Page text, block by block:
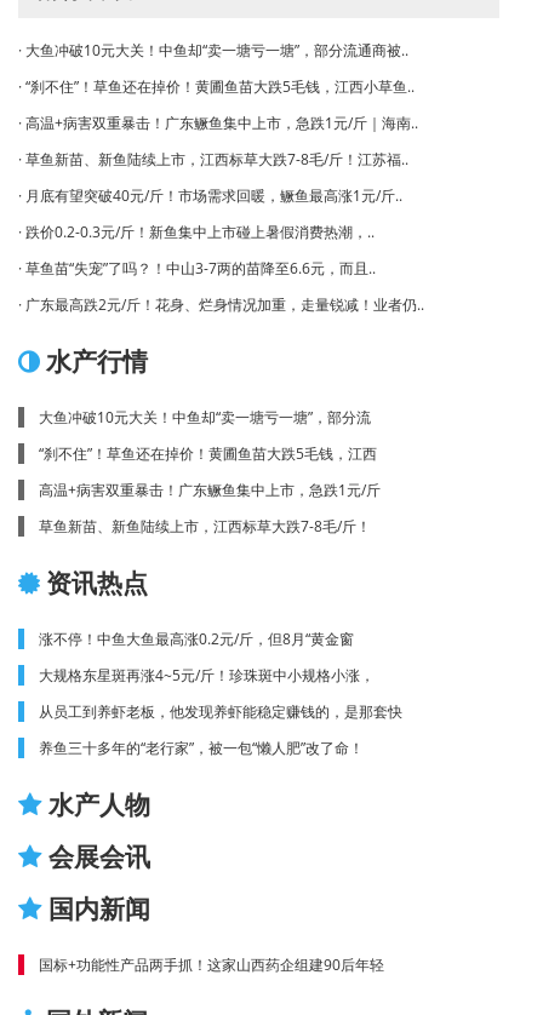
· 大鱼冲破10元大关！中鱼却“卖一塘亏一塘”，部分流通商被..
· “刹不住”！草鱼还在掉价！黄圃鱼苗大跌5毛钱，江西小草鱼..
· 高温+病害双重暴击！广东鳜鱼集中上市，急跌1元/斤｜海南..
· 草鱼新苗、新鱼陆续上市，江西标草大跌7-8毛/斤！江苏福..
· 月底有望突破40元/斤！市场需求回暖，鳜鱼最高涨1元/斤..
· 跌价0.2-0.3元/斤！新鱼集中上市碰上暑假消费热潮，..
· 草鱼苗“失宠”了吗？！中山3-7两的苗降至6.6元，而且..
· 广东最高跌2元/斤！花身、烂身情况加重，走量锐减！业者仍..
水产行情
大鱼冲破10元大关！中鱼却“卖一塘亏一塘”，部分流
“刹不住”！草鱼还在掉价！黄圃鱼苗大跌5毛钱，江西
高温+病害双重暴击！广东鳜鱼集中上市，急跌1元/斤
草鱼新苗、新鱼陆续上市，江西标草大跌7-8毛/斤！
资讯热点
涨不停！中鱼大鱼最高涨0.2元/斤，但8月“黄金窗
大规格东星斑再涨4~5元/斤！珍珠斑中小规格小涨，
从员工到养虾老板，他发现养虾能稳定赚钱的，是那套快
养鱼三十多年的“老行家”，被一包“懒人肥”改了命！
水产人物
会展会讯
国内新闻
国标+功能性产品两手抓！这家山西药企组建90后年轻